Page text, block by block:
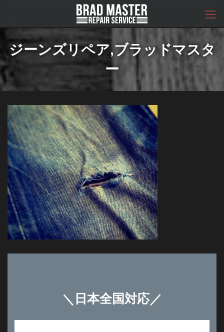
ン
キ
ッ
プ
ー
に
移
動
ジーンズリペア,ブラッドマスタ
ー
＼ 日本全国対応／